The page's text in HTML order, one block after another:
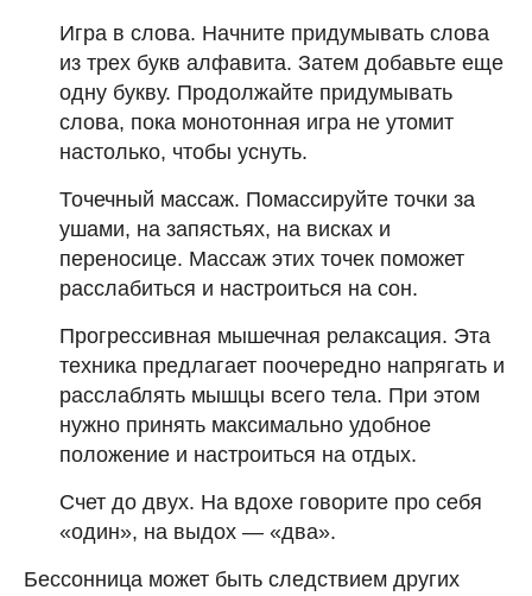
Игра в слова. Начните придумывать слова
из трех букв алфавита. Затем добавьте еще
одну букву. Продолжайте придумывать
слова, пока монотонная игра не утомит
настолько, чтобы уснуть.
Точечный массаж. Помассируйте точки за
ушами, на запястьях, на висках и
переносице. Массаж этих точек поможет
расслабиться и настроиться на сон.
Прогрессивная мышечная релаксация. Эта
техника предлагает поочередно напрягать и
расслаблять мышцы всего тела. При этом
нужно принять максимально удобное
положение и настроиться на отдых.
Счет до двух. На вдохе говорите про себя
«один», на выдох — «два».
Бессонница может быть следствием других